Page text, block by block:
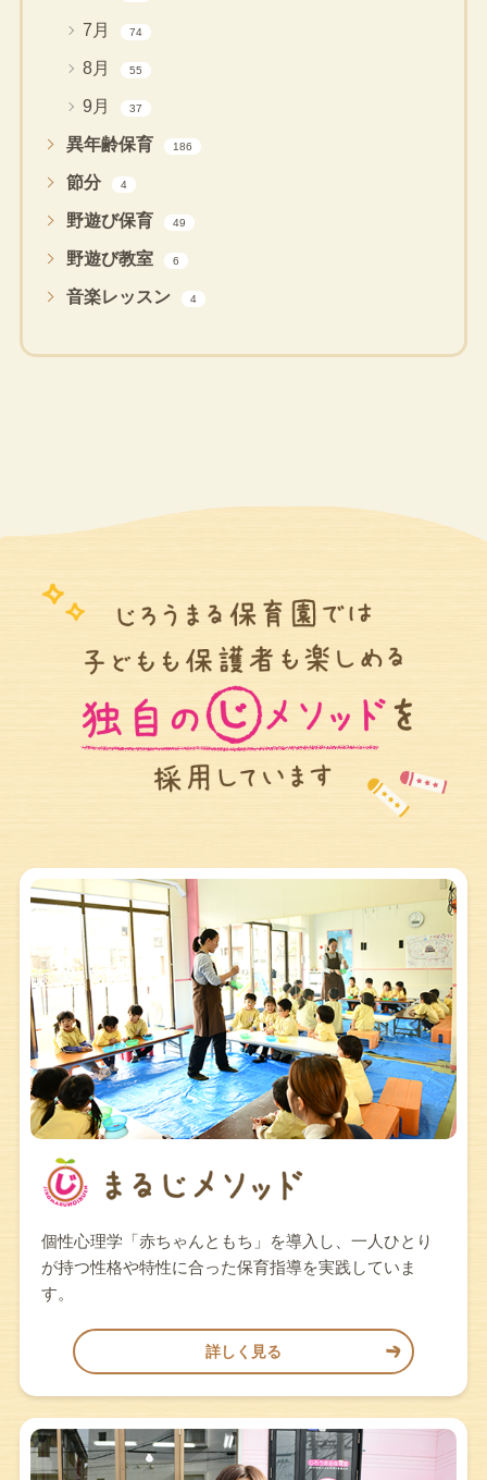
7月 74
8月 55
9月 37
異年齢保育 186
節分 4
野遊び保育 49
野遊び教室 6
音楽レッスン 4
個性心理学「赤ちゃんともち」を導入し、一人ひとり
が持つ性格や特性に合った保育指導を実践していま
す。
詳しく見る